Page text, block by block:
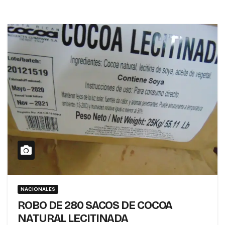
NACIONALES
ROBO DE 280 SACOS DE COCOA
NATURAL LECITINADA